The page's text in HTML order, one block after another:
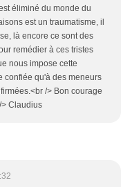
éliminé du monde du
est un traumatisme, il
là encore ce sont des
remédier à ces tristes
nous impose cette
confiée qu'à des meneurs
/> Bon courage
> Claudius